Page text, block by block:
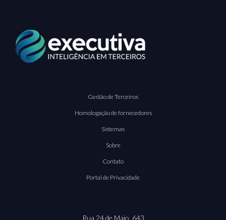
Gestão de Terceiros
Homologação de fornecedores
Sistemas
Sobre
Contato
Portal de Privacidade
Rua 24 de Maio, 643